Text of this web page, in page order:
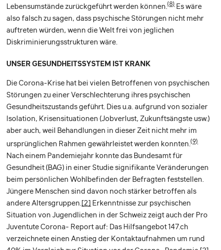
Lebensumstände zurückgeführt werden können.(8) Es wäre
also falsch zu sagen, dass psychische Störungen nicht mehr
auftreten würden, wenn die Welt frei von jeglichen
Diskriminierungsstrukturen wäre.
UNSER GESUNDHEITSSYSTEM IST KRANK
Die Corona-Krise hat bei vielen Betroffenen von psychischen
Störungen zu einer Verschlechterung ihres psychischen
Gesundheitszustands geführt. Dies u.a. aufgrund von sozialer
Isolation, Krisensituationen (Jobverlust, Zukunftsängste usw.)
aber auch, weil Behandlungen in dieser Zeit nicht mehr im
ursprünglichen Rahmen gewährleistet werden konnten.(9)
Nach einem Pandemiejahr konnte das Bundesamt für
Gesundheit (BAG) in einer Studie signifikante Veränderungen
beim persönlichen Wohlbefinden der Befragten feststellen.
Jüngere Menschen sind davon noch stärker betroffen als
andere Altersgruppen. [2] Erkenntnisse zur psychischen
Situation von Jugendlichen in der Schweiz zeigt auch der Pro
Juventute Corona- Report auf: Das Hilfsangebot 147.ch
verzeichnete einen Anstieg der Kontaktaufnahmen um rund